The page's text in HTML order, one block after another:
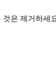
은 제거하세